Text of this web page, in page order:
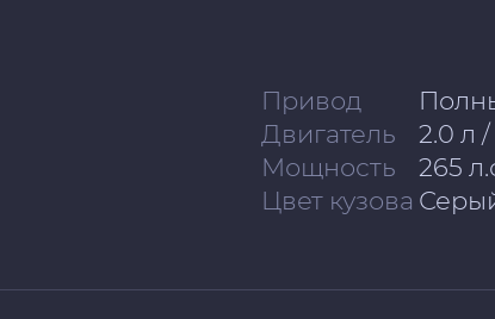
Привод
Двигатель
2.0 л
Мощность
265
Цвет кузова